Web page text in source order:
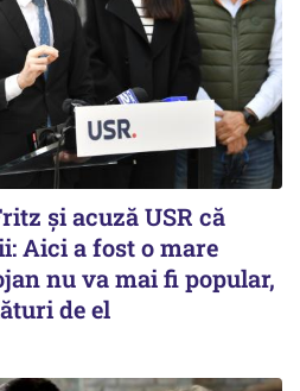
și acuză USR că
Aici a fost o mare
nu va mai fi popular,
de el